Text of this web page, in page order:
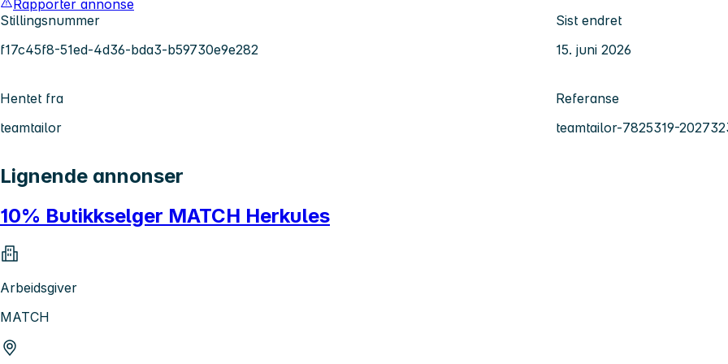
Rapporter annonse
Stillingsnummer
f17c45f8-51ed-4d36-bda3-b59730e9e282
Sist endret
15. juni 2026
Hentet fra
teamtailor
Referanse
teamtailor-7825319-
Lignende annonser
10% Butikkselger MATCH Herkules
Arbeidsgiver
MATCH